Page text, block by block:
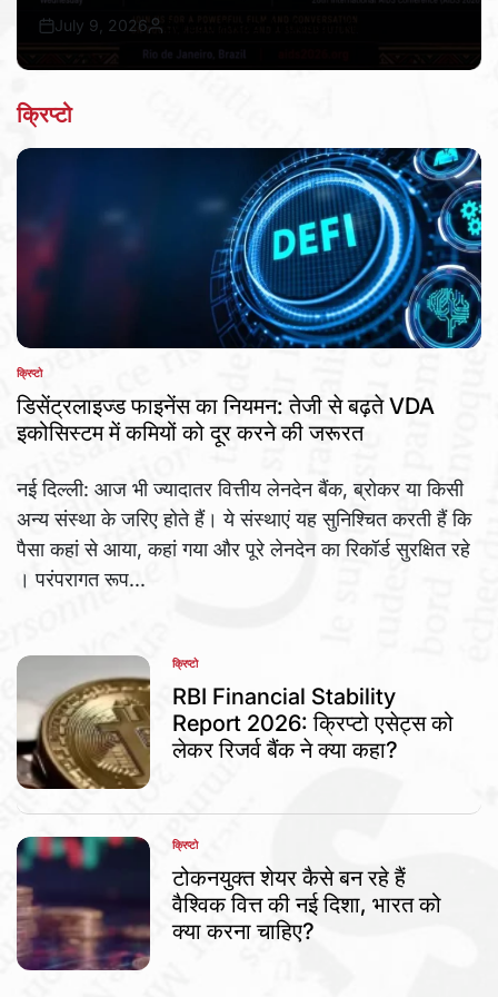
Post
July 9, 2026
By:
क्रिप्टो
POSTED
IN
क्रिप्टो
डिसेंट्रलाइज्ड फाइनेंस का नियमन: तेजी से बढ़ते VDA
इकोसिस्टम में कमियों को दूर करने की जरूरत
नई दिल्ली: आज भी ज्यादातर वित्तीय लेनदेन बैंक, ब्रोकर या किसी
अन्य संस्था के जरिए होते हैं। ये संस्थाएं यह सुनिश्चित करती हैं कि
पैसा कहां से आया, कहां गया और पूरे लेनदेन का रिकॉर्ड सुरक्षित रहे
। परंपरागत रूप...
POSTED
IN
क्रिप्टो
RBI Financial Stability
Report 2026: क्रिप्टो एसेट्स को
लेकर रिजर्व बैंक ने क्या कहा?
POSTED
IN
क्रिप्टो
टोकनयुक्त शेयर कैसे बन रहे हैं
वैश्विक वित्त की नई दिशा, भारत को
क्या करना चाहिए?